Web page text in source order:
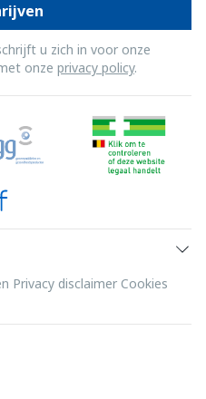
u zich in voor onze
onze privacy policy.
Privacy disclaimer Cookies